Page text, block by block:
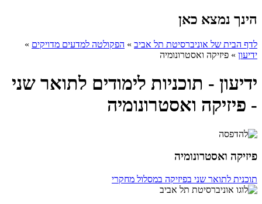
הינך נמצא כאן
לדף הבית של אוניברסיטת תל אביב » הפקולטה למדעים מדויקים »
ידיעון » פיזיקה ואסטרונומיה
ידיעון - תוכניות לימודים לתואר שני
- פיזיקה ואסטרונומיה
פיזיקה ואסטרונומיה
תוכנית לתואר שני בפיזיקה במסלול מחקרי